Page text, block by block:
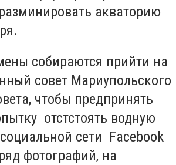
акваторию
собираются прийти на
совет Мариупольского
чтобы предпринять
отстстоять водную
сети Facebook
фотографий, на